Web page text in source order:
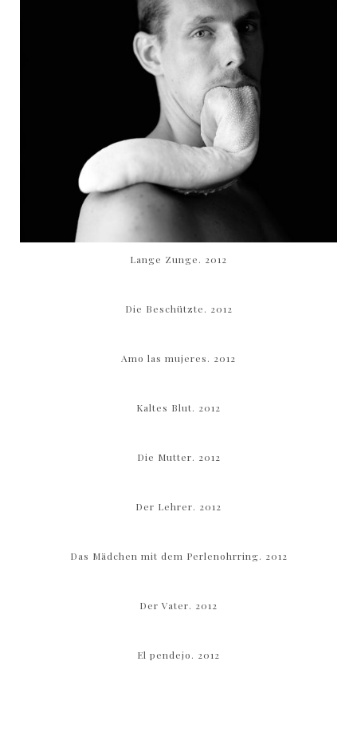
Lange Zunge. 2012
Die Beschützte. 2012
Amo las mujeres. 2012
Kaltes Blut. 2012
Die Mutter. 2012
Der Lehrer. 2012
Das Mädchen mit dem Perlenohrring. 2012
Der Vater. 2012
El pendejo. 2012